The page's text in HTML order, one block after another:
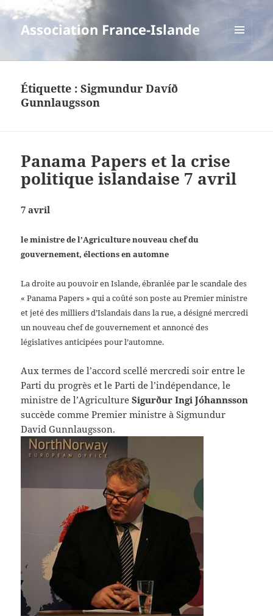
Association France-Islande
Étiquette :Sigmundur Davíð
Gunnlaugsson
Panama Papers et la crise
politique islandaise 7 avril
7 avril
le ministre de l’Agriculture nouveau chef du
gouvernement, élections en automne
La droite au pouvoir en Islande, ébranlée par le scandale des
« Panama Papers » qui a coûté son poste au Premier ministre
et jeté des milliers d’Islandais dans la rue, a désigné mercredi
un nouveau chef de gouvernement et annoncé des
législatives anticipées pour l’automne.
Aux termes de l’accord scellé mercredi soir entre le
Parti du progrès et le Parti de l’indépendance, le
ministre de l’AgricultureSigurður Ingi Jóhannsson
succède comme Premier ministre à Sigmundur
David Gunnlaugsson.